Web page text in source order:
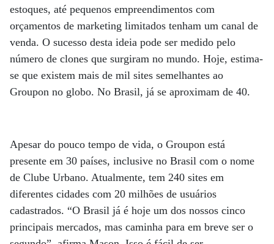
estoques, até pequenos empreendimentos com
orçamentos de marketing limitados tenham um canal de
venda. O sucesso desta ideia pode ser medido pelo
número de clones que surgiram no mundo. Hoje, estima-
se que existem mais de mil sites semelhantes ao
Groupon no globo. No Brasil, já se aproximam de 40.
Apesar do pouco tempo de vida, o Groupon está
presente em 30 países, inclusive no Brasil com o nome
de Clube Urbano. Atualmente, tem 240 sites em
diferentes cidades com 20 milhões de usuários
cadastrados. “O Brasil já é hoje um dos nossos cinco
principais mercados, mas caminha para em breve ser o